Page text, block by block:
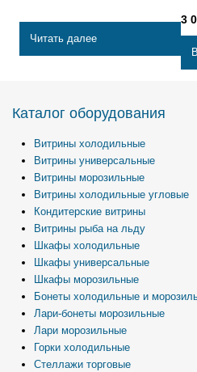
Читать далее
3
Каталог оборудования
Витрины холодильные
Витрины универсальные
Витрины морозильные
Витрины холодильные угловые
Кондитерские витрины
Витрины рыба на льду
Шкафы холодильные
Шкафы универсальные
Шкафы морозильные
Бонеты холодильные и
Лари-бонеты морозильные
Лари морозильные
Горки холодильные
Стеллажи торговые